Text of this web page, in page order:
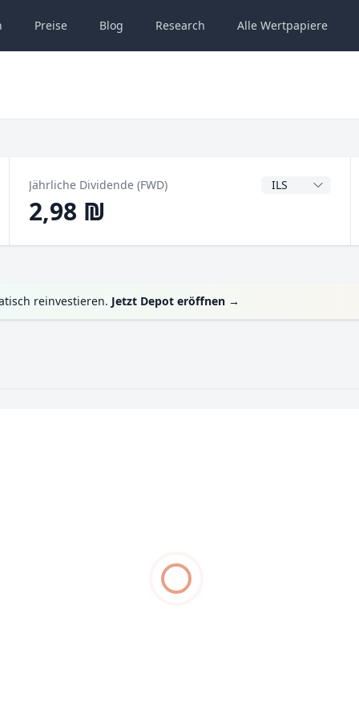
Preise Blog Research Alle Wertpapiere
Jährliche Dividende (FWD)
2,98 ₪
reinvestieren. Jetzt Depot eröffnen →